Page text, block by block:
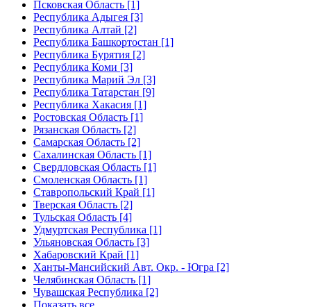
Псковская Область [1]
Республика Адыгея [3]
Республика Алтай [2]
Республика Башкортостан [1]
Республика Бурятия [2]
Республика Коми [3]
Республика Марий Эл [3]
Республика Татарстан [9]
Республика Хакасия [1]
Ростовская Область [1]
Рязанская Область [2]
Самарская Область [2]
Сахалинская Область [1]
Свердловская Область [1]
Смоленская Область [1]
Ставропольский Край [1]
Тверская Область [2]
Тульская Область [4]
Удмуртская Республика [1]
Ульяновская Область [3]
Хабаровский Край [1]
Ханты-Мансийский Авт. Окр. - Югра [2]
Челябинская Область [1]
Чувашская Республика [2]
Показать все